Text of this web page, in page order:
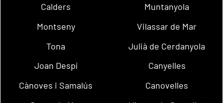
Calders
Muntanyola
Montseny
Vilassar de Mar
Tona
Julià de Cerdanyola
Joan Despí
Canyelles
Cànoves i Samalús
Canovelles